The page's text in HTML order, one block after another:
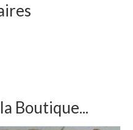
Boutique...